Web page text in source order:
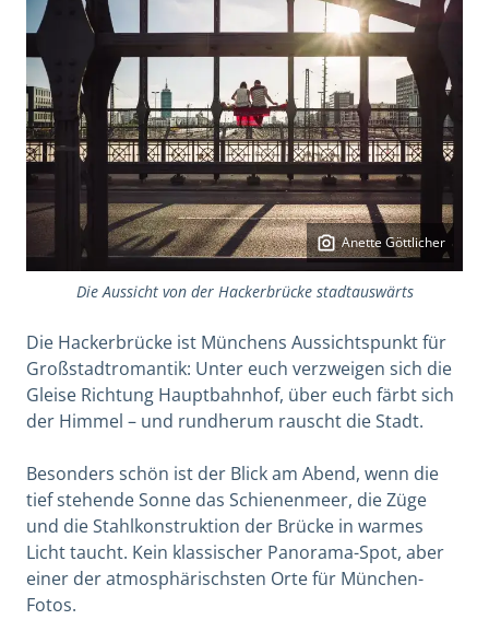
Anette Göttlicher
Die Aussicht von der Hackerbrücke stadtauswärts
Die Hackerbrücke ist Münchens Aussichtspunkt für
Großstadtromantik: Unter euch verzweigen sich die
Gleise Richtung Hauptbahnhof, über euch färbt sich
der Himmel – und rundherum rauscht die Stadt.
Besonders schön ist der Blick am Abend, wenn die
tief stehende Sonne das Schienenmeer, die Züge
und die Stahlkonstruktion der Brücke in warmes
Licht taucht. Kein klassischer Panorama-Spot, aber
einer der atmosphärischsten Orte für München-
Fotos.